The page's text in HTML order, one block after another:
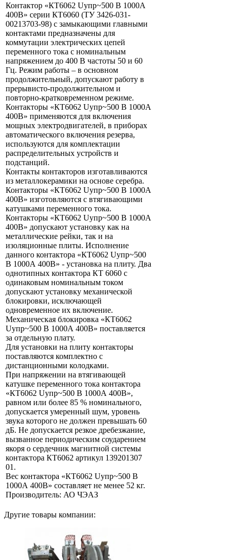
Контактор «КТ6062 Uупр~500 В 1000А
400В» серии КТ6060 (ТУ 3426-031-
00213703-98) с замыкающими главными
контактами предназначены для
коммутации электрических цепей
переменного тока с номинальным
напряжением до 400 В частоты 50 и 60
Гц. Режим работы – в основном
продолжительный, допускают работу в
прерывисто-продолжительном и
повторно-кратковременном режиме.
Контакторы «КТ6062 Uупр~500 В 1000А
400В» применяются для включения
мощных электродвигателей, в приборах
автоматического включения резерва,
используются для комплектации
распределительных устройств и
подстанций.
Контакты контакторов изготавливаются
из металлокерамики на основе серебра.
Контакторы «КТ6062 Uупр~500 В 1000А
400В» изготовляются с втягивающими
катушками переменного тока.
Контакторы «КТ6062 Uупр~500 В 1000А
400В» допускают установку как на
металлические рейки, так и на
изоляционные плиты. Исполнение
данного контактора «КТ6062 Uупр~500
В 1000А 400В» - установка на плиту. Два
однотипных контактора КТ 6060 с
одинаковым номинальным током
допускают установку механической
блокировки, исключающей
одновременное их включение.
Механическая блокировка «КТ6062
Uупр~500 В 1000А 400В» поставляется
за отдельную плату.
Для установки на плиту контакторы
поставляются комплектно с
дистанционными колодками.
При напряжении на втягивающей
катушке переменного тока контактора
«КТ6062 Uупр~500 В 1000А 400В»,
равном или более 85 % номинального,
допускается умеренный шум, уровень
звука которого не должен превышать 60
дБ. Не допускается резкое дребезжание,
вызванное периодическим соударением
якоря о сердечник магнитной системы
контактора КТ6062 артикул 139201307
01.
Вес контактора «КТ6062 Uупр~500 В
1000А 400В» составляет не менее 52 кг.
Производитель: АО ЧЭАЗ
Другие товары компании: